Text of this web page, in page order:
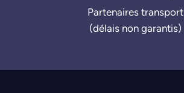
Partenaires transport
(délais non garantis)